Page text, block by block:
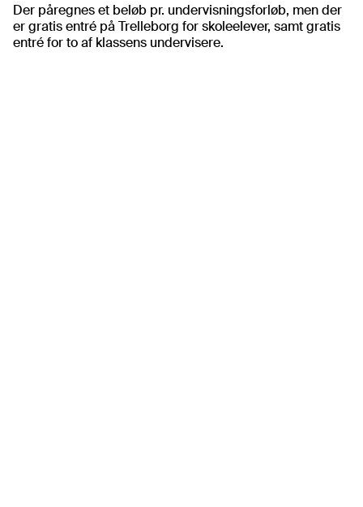
Der påregnes et beløb pr. undervisningsforløb, men der
er gratis entré på Trelleborg for skoleelever, samt gratis
entré for to af klassens undervisere.